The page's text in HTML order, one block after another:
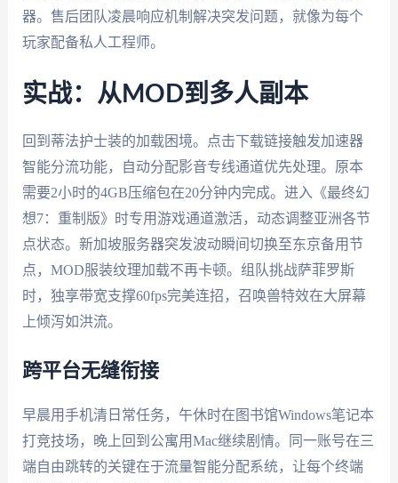
器。售后团队凌晨响应机制解决突发问题，就像为每个
玩家配备私人工程师。
实战：从MOD到多人副本
回到蒂法护士装的加载困境。点击下载链接触发加速器
智能分流功能，自动分配影音专线通道优先处理。原本
需要2小时的4GB压缩包在20分钟内完成。进入《最终幻
想7：重制版》时专用游戏通道激活，动态调整亚洲各节
点状态。新加坡服务器突发波动瞬间切换至东京备用节
点，MOD服装纹理加载不再卡顿。组队挑战萨菲罗斯
时，独享带宽支撑60fps完美连招，召唤兽特效在大屏幕
上倾泻如洪流。
跨平台无缝衔接
早晨用手机清日常任务，午休时在图书馆Windows笔记本
打竞技场，晚上回到公寓用Mac继续剧情。同一账号在三
端自由跳转的关键在于流量智能分配系统，让每个终端